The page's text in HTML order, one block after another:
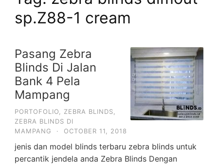
sp.Z88-1 cream
Pasang Zebra
Blinds Di Jalan
Bank 4 Pela
Mampang
PORTOFOLIO ZEBRA BLINDS
ZEBRA BLINDS DI
MAMPANG
· OCTOBER 11, 2018
jenis dan model blinds terbaru zebra blinds untuk
percantik jendela anda Zebra Blinds Dengan